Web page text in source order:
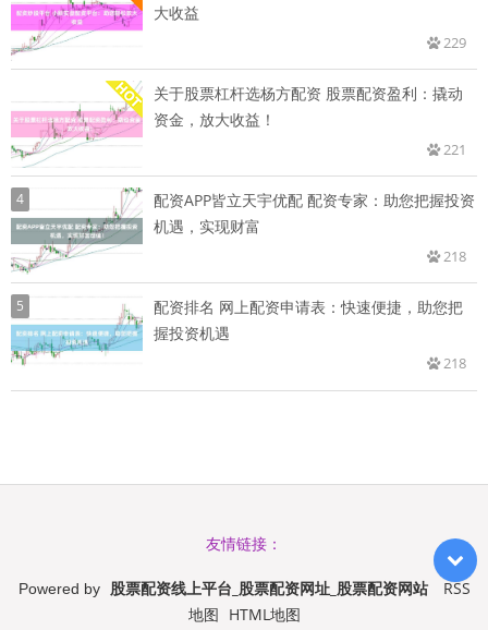
大收益
229
关于股票杠杆选杨方配资 股票配资盈利：撬动
资金，放大收益！
221
4
配资APP皆立天宇优配 配资专家：助您把握投资
机遇，实现财富
218
5
配资排名 网上配资申请表：快速便捷，助您把
握投资机遇
218
友情链接：
Powered by 股票配资线上平台_股票配资网址_股票配资网站
RSS
地图 HTML地图